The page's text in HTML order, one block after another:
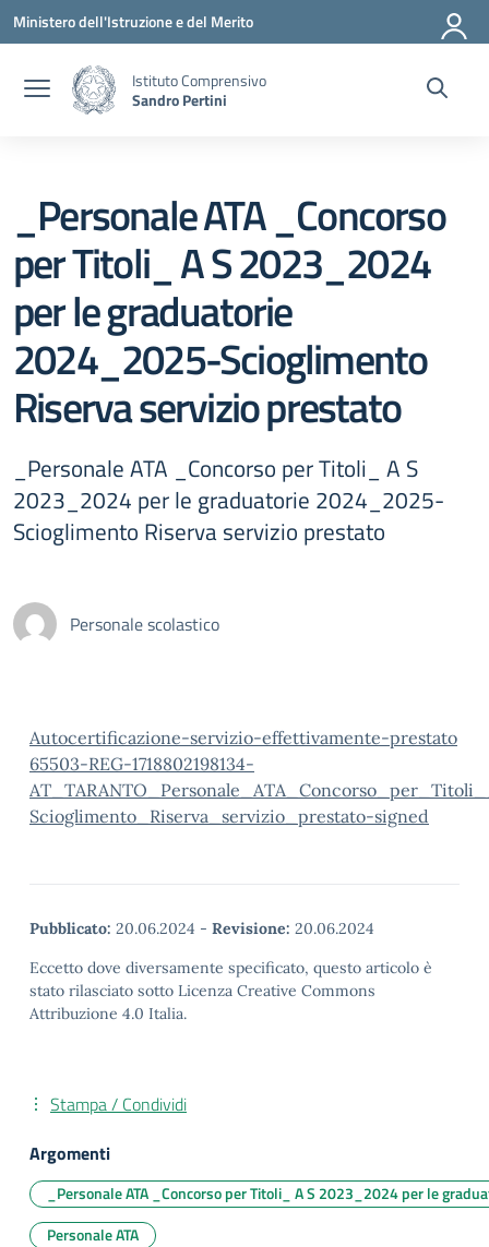
Vai ai contenuti
Vai al menu di navigazione
Vai al footer
Ministero dell'Istruzione e del Merito
Istituto Comprensivo
Sandro Pertini
_Personale ATA _Concorso
per Titoli_ A S 2023_2024
per le graduatorie
2024_2025-Scioglimento
Riserva servizio prestato
_Personale ATA _Concorso per Titoli_ A S
2023_2024 per le graduatorie 2024_2025-
Scioglimento Riserva servizio prestato
Personale scolastico
Autocertificazione-servizio-effettivamente-prestato
65503-REG-1718802198134-
Scioglimento_Riserva_servizio_prestato-signed
Pubblicato: 20.06.2024 - Revisione: 20.06.2024
Eccetto dove diversamente specificato, questo articolo è
stato rilasciato sotto Licenza Creative Commons
Attribuzione 4.0 Italia.
Stampa / Condividi
Argomenti
_Personale ATA _Concorso per Titoli_ A S 2023_2024 per le
Personale ATA